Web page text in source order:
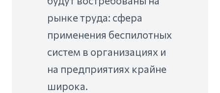
рынке труда: сфера
применения беспилотных
систем в организациях и
на предприятиях крайне
широка.